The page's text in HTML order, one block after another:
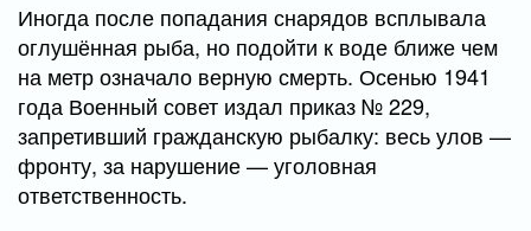
Иногда после попадания снарядов всплывала
оглушённая рыба, но подойти к воде ближе чем
на метр означало верную смерть. Осенью 1941
года Военный совет издал приказ № 229,
запретивший гражданскую рыбалку: весь улов —
фронту, за нарушение — уголовная
ответственность.